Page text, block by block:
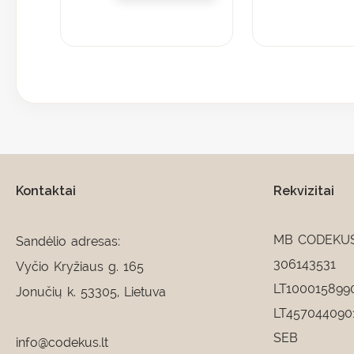
Kontaktai
Sandėlio adresas:
Vyčio Kryžiaus g. 165
Jonučių k. 53305, Lietuva
info@codekus.lt
Rekvizitai
MB
306143531
SEB